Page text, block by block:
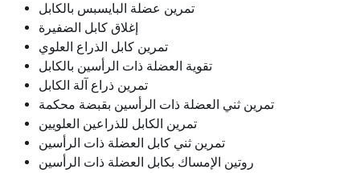
تمرين عضلة البايسبس بالكابل
إغلاق كابل الضفيرة
تمرين كابل الذراع العلوي
تقوية العضلة ذات الرأسين بالكابل
تمرين ذراع آلة الكابل
تمرين ثني العضلة ذات الرأسين بقبضة محكمة
تمرين الكابل للذراعين العلويين
تمرين ثني كابل العضلة ذات الرأسين
روتين الإمساك بكابل العضلة ذات الرأسين